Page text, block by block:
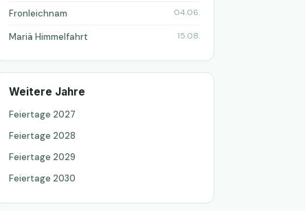
Fronleichnam 04.06.
Mariä Himmelfahrt 15.08.
Weitere Jahre
Feiertage 2027
Feiertage 2028
Feiertage 2029
Feiertage 2030